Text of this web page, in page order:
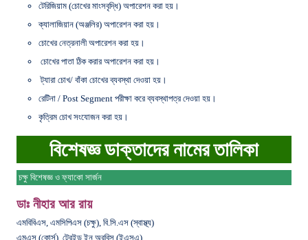
টেরিজিয়াম (চোখের মাংসবৃদ্ধি) অপারেশন করা হয়।
ক্যালাজিয়ান (অঞ্জলির) অপারেশন করা হয়।
চোখের নেত্রনালী অপারেশন করা হয়।
চোখের পাতা ঠিক করার অপারেশন করা হয়।
ট্যারা চোখ/ বাঁকা চোখের ব্যবস্থা দেওয়া হয়।
রেটিনা / Post Segment পরীক্ষা করে ব্যবস্থাপত্র দেওয়া হয়।
কৃত্রিম চোখ সংযোজন করা হয়।
বিশেষজ্ঞ ডাক্তাদের নামের তালিকা
চক্ষু বিশেষজ্ঞ ও ফ্যাকো সার্জন
ডাঃ নীহার আর রায়
এমবিবিএস, এমসিপিএস (চক্ষু), বি.সি.এস (স্বাস্থ্য)
এমএস (কোর্স), ট্রেইন্ড ইন অরবিস (ইএসএ)